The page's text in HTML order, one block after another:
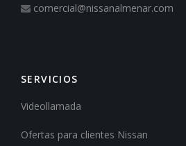
comercial@nissanalmenar.com
SERVICIOS
Videollamada
Ofertas para clientes Nissan